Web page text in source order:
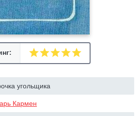
угольщика
Кармен